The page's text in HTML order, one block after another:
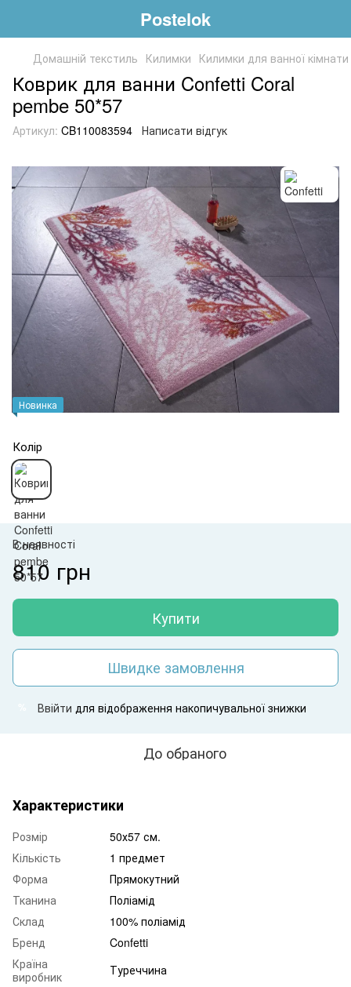
Postelok
Домашній текстиль Килимки Килимки для ванної кімнати
Коврик для ванни Confetti Coral
pembe 50*57
Артикул: CB110083594 Написати відгук
Новинка
Колір
В наявності
810 грн
Купити
Швидке замовлення
Ввійти для відображення накопичувальної знижки
До обраного
Характеристики
Розмір
50х57 см.
Кількість
1 предмет
Форма
Прямокутний
Тканина
Поліамід
Склад
100% поліамід
Бренд
Confetti
Країна
виробник
Туреччина